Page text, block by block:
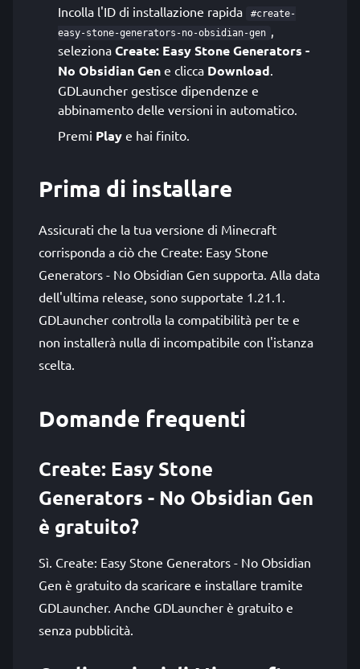
Incolla l'ID di installazione rapida
#create-
easy-stone-generators-no-obsidian-gen ,
seleziona Create: Easy Stone Generators -
No Obsidian Gen e clicca Download.
GDLauncher gestisce dipendenze e
abbinamento delle versioni in automatico.
Premi Play e hai finito.
Prima di installare
Assicurati che la tua versione di Minecraft
corrisponda a ciò che Create: Easy Stone
Generators - No Obsidian Gen supporta. Alla data
dell'ultima release, sono supportate 1.21.1.
GDLauncher controlla la compatibilità per te e
non installerà nulla di incompatibile con l'istanza
scelta.
Domande frequenti
Create: Easy Stone
Generators - No Obsidian Gen
è gratuito?
Sì. Create: Easy Stone Generators - No Obsidian
Gen è gratuito da scaricare e installare tramite
GDLauncher. Anche GDLauncher è gratuito e
senza pubblicità.